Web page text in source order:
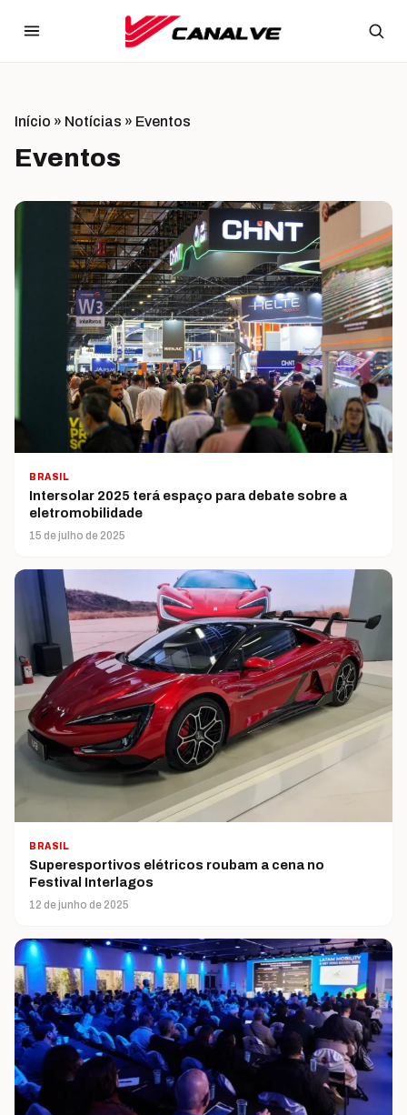
Início » Notícias » Eventos
Eventos
BRASIL
Intersolar 2025 terá espaço para debate sobre a
eletromobilidade
15 de julho de 2025
BRASIL
Superesportivos elétricos roubam a cena no
Festival Interlagos
12 de junho de 2025